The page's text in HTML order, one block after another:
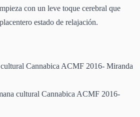
con un leve toque cerebral que
estado de relajación.
Cannabica ACMF 2016- Miranda
cultural Cannabica ACMF 2016-